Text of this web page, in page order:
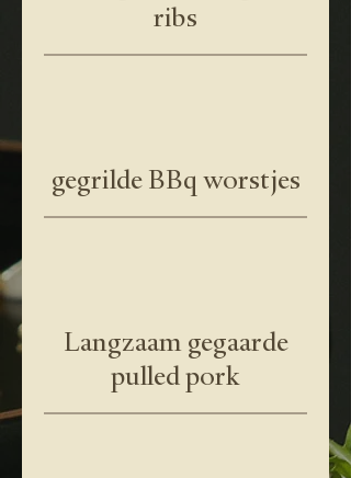
ribs
gegrilde BBq worstjes
Langzaam gegaarde
pulled pork